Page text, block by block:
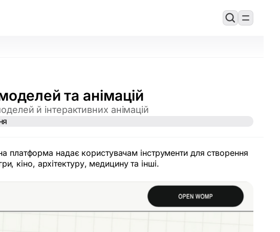
та анімацій
й інтерактивних анімацій
платформа надає користувачам інструменти для створення
кіно, архітектуру, медицину та інші.